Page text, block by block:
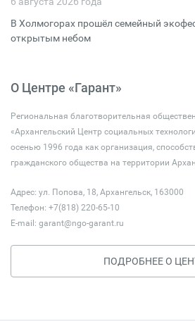
В Холмогорах прошёл семейный
открытым небом
О Центре «Гарант»
Региональная благотворительная
«Архангельский Центр социальных
осенью 1996 года как организация,
гражданского общества на территории
Адрес: ул. Попова, 18, Архангельск, 163000
Телефон: +7(818) 220-65-10
E-mail: garant@ngo-garant.ru
ПОДРОБНЕЕ О